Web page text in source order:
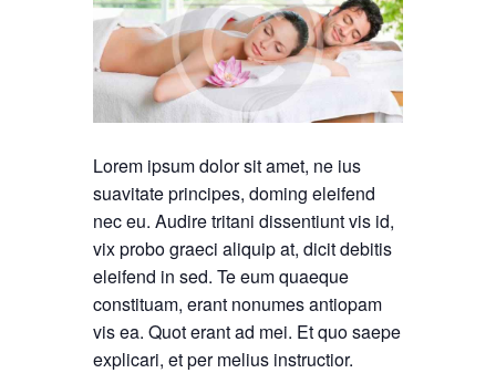
Lorem ipsum dolor sit amet, ne ius
suavitate principes, doming eleifend
nec eu. Audire tritani dissentiunt vis id,
vix probo graeci aliquip at, dicit debitis
eleifend in sed. Te eum quaeque
constituam, erant nonumes antiopam
vis ea. Quot erant ad mei. Et quo saepe
explicari, et per melius instructior.